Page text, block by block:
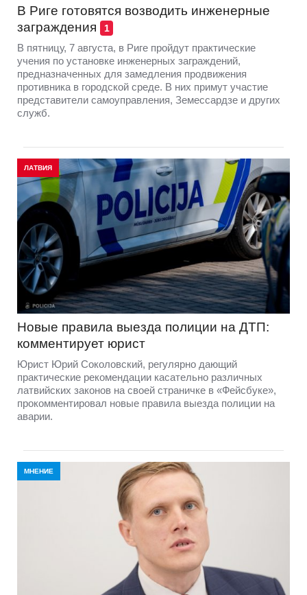
В Риге готовятся возводить инженерные
заграждения
1
В пятницу, 7 августа, в Риге пройдут практические
учения по установке инженерных заграждений,
предназначенных для замедления продвижения
противника в городской среде. В них примут участие
представители самоуправления, Земессардзе и других
служб.
ЛАТВИЯ
Новые правила выезда полиции на ДТП:
комментирует юрист
Юрист Юрий Соколовский, регулярно дающий
практические рекомендации касательно различных
латвийских законов на своей страничке в «Фейсбуке»,
прокомментировал новые правила выезда полиции на
аварии.
МНЕНИЕ